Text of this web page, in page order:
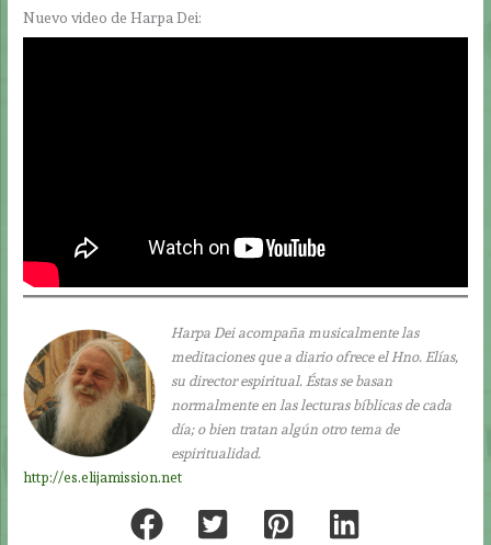
Nuevo video de Harpa Dei:
Harpa Dei acompaña musicalmente las
meditaciones que a diario ofrece el Hno. Elías,
su director espiritual. Éstas se basan
normalmente en las lecturas bíblicas de cada
día; o bien tratan algún otro tema de
espiritualidad.
http://es.elijamission.net